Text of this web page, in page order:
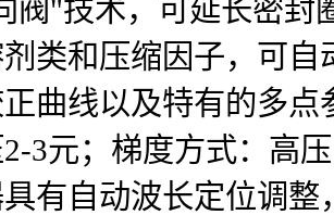
阀"技术，可延长密封
类和压缩因子，可
曲线以及特有的多
3元；梯度方式：高
有自动波长定位调